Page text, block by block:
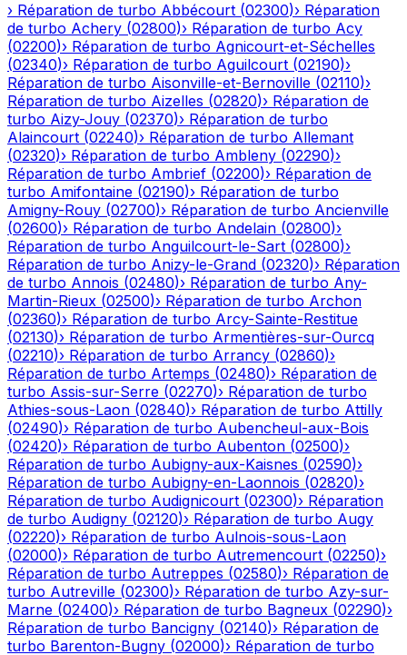
› Réparation de turbo Abbécourt (02300)› Réparation
de turbo Achery (02800)› Réparation de turbo Acy
(02200)› Réparation de turbo Agnicourt-et-Séchelles
(02340)› Réparation de turbo Aguilcourt (02190)›
Réparation de turbo Aisonville-et-Bernoville (02110)›
Réparation de turbo Aizelles (02820)› Réparation de
turbo Aizy-Jouy (02370)› Réparation de turbo
Alaincourt (02240)› Réparation de turbo Allemant
(02320)› Réparation de turbo Ambleny (02290)›
Réparation de turbo Ambrief (02200)› Réparation de
turbo Amifontaine (02190)› Réparation de turbo
Amigny-Rouy (02700)› Réparation de turbo Ancienville
(02600)› Réparation de turbo Andelain (02800)›
Réparation de turbo Anguilcourt-le-Sart (02800)›
Réparation de turbo Anizy-le-Grand (02320)› Réparation
de turbo Annois (02480)› Réparation de turbo Any-
Martin-Rieux (02500)› Réparation de turbo Archon
(02360)› Réparation de turbo Arcy-Sainte-Restitue
(02130)› Réparation de turbo Armentières-sur-Ourcq
(02210)› Réparation de turbo Arrancy (02860)›
Réparation de turbo Artemps (02480)› Réparation de
turbo Assis-sur-Serre (02270)› Réparation de turbo
Athies-sous-Laon (02840)› Réparation de turbo Attilly
(02490)› Réparation de turbo Aubencheul-aux-Bois
(02420)› Réparation de turbo Aubenton (02500)›
Réparation de turbo Aubigny-aux-Kaisnes (02590)›
Réparation de turbo Aubigny-en-Laonnois (02820)›
Réparation de turbo Audignicourt (02300)› Réparation
de turbo Audigny (02120)› Réparation de turbo Augy
(02220)› Réparation de turbo Aulnois-sous-Laon
(02000)› Réparation de turbo Autremencourt (02250)›
Réparation de turbo Autreppes (02580)› Réparation de
turbo Autreville (02300)› Réparation de turbo Azy-sur-
Marne (02400)› Réparation de turbo Bagneux (02290)›
Réparation de turbo Bancigny (02140)› Réparation de
turbo Barenton-Bugny (02000)› Réparation de turbo